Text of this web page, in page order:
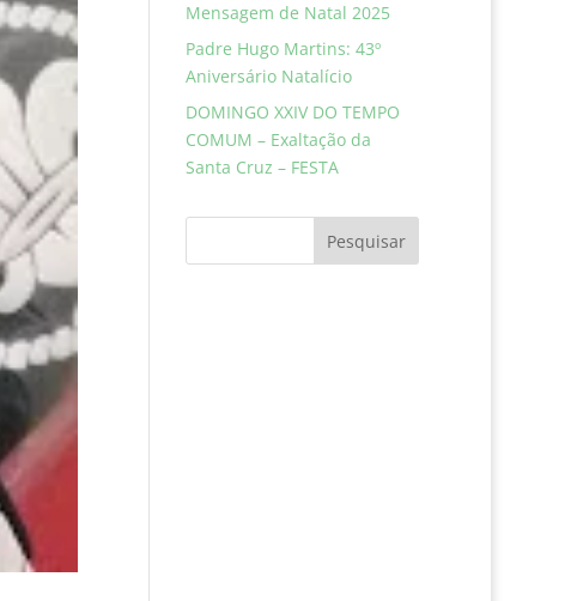
Mensagem de Natal 2025
Padre Hugo Martins: 43º
Aniversário Natalício
DOMINGO XXIV DO TEMPO
COMUM – Exaltação da
Santa Cruz – FESTA
Pesquisar